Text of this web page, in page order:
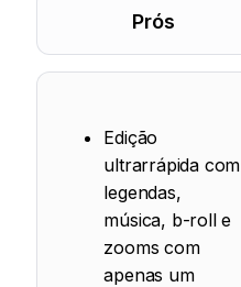
Prós
Edição
ultrarrápida com
legendas,
música, b-roll e
zooms com
apenas um